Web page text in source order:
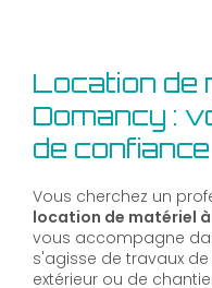
Location de
Domancy :
de confiance
Vous cherchez un
location de matériel
vous accompagne
s'agisse de travaux
extérieur ou de